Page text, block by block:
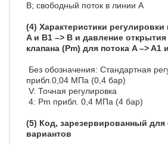
B; свободный поток в линии A
(4) Характеристики регулировки
A и B1 –> B и давление открытия
клапана (Pm) для потока A –> A1
Без обозначения: Стандартная
прибл.0,04 МПа (0,4 бар)
V: Точная регулировка
4: Pm прибл. 0,4 МПа (4 бар)
(5) Код, зарезервированный для
вариантов